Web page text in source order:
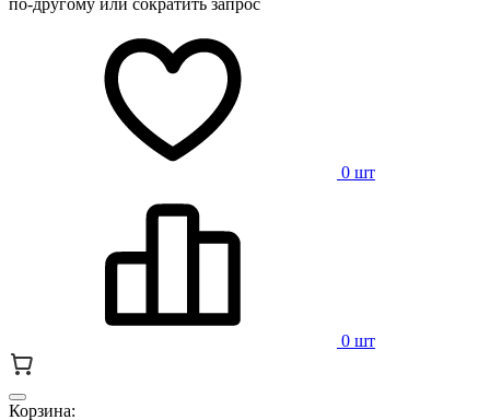
0 шт
0 шт
Корзина: